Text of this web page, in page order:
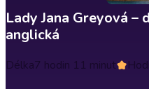
Lady Jana Greyová
anglická
Délka7 hodin 11 minut